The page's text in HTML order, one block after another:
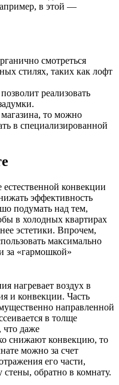
в этой —
смотреться
стилях, таких как лофт
реализовать
то можно
в специализированной
конвекции
эффективность
подумать над тем,
в холодных квартирах
эстетики. Впрочем,
максимально
за «гармошкой»
нагревает воздух в
и конвекции. Часть
направленной
в толще
что даже
снижают конвекцию, то
можно за счет
его части,
стены, обратно в комнату.